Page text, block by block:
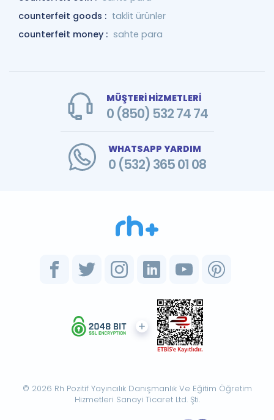
counterfeit goods : taklit ürünler
counterfeit money : sahte para
MÜŞTERİ HİZMETLERİ
0 (850) 532 74 74
WHATSAPP YARDIM
0 (532) 365 01 08
© 2026 Rh Pozitif Yayıncılık Danışmanlık Ve Eğitim Öğretim
Hizmetleri Sanayi Ticaret Ltd. Şti.